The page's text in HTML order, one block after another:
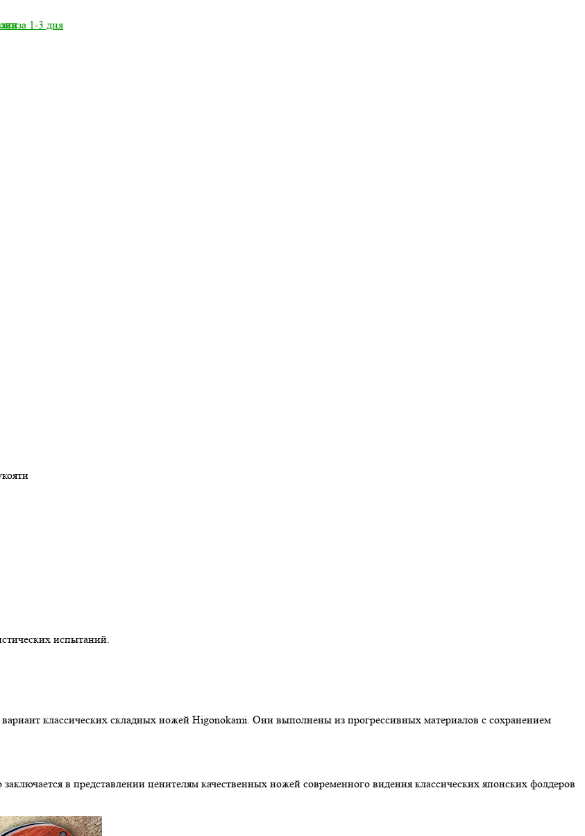
за 1-3 дня
испытаний.
классических складных ножей Higonokami. Они выполнены из прогрессивных материалов с сохранением
в представлении ценителям качественных ножей современного видения классических японских фолдеров